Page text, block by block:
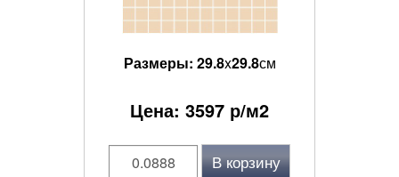
Размеры: 29.8x29.8см
Цена: 3597 р/м2
В корзину